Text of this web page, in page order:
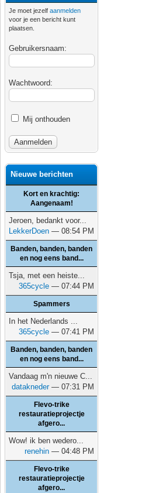
Je moet jezelfaanmelden
voor je een bericht kunt
plaatsen.
Gebruikersnaam:
Wachtwoord:
Mij onthouden
Nieuwe berichten
Kort en krachtig:
Aangenaam!
Jeroen, bedankt voor...
LekkerDoen — 08:54 PM
Banden, banden, banden
en nog eens band...
Tsja, met een heiste...
365cycle — 07:44 PM
Spammers
In het Nederlands ...
365cycle — 07:41 PM
Banden, banden, banden
en nog eens band...
Vandaag m'n nieuwe C...
datakneder— 07:31 PM
Flevo-trike
restauratieprojectje
afgero...
Wow! ik ben wedero...
renehin — 04:48 PM
Flevo-trike
restauratieprojectje
afgero...